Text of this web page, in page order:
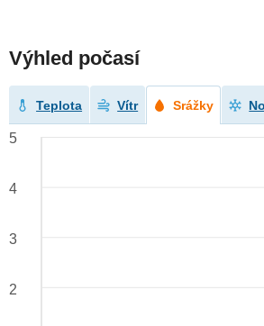
Výhled počasí
Teplota Vítr Srážky
5
4
3
2